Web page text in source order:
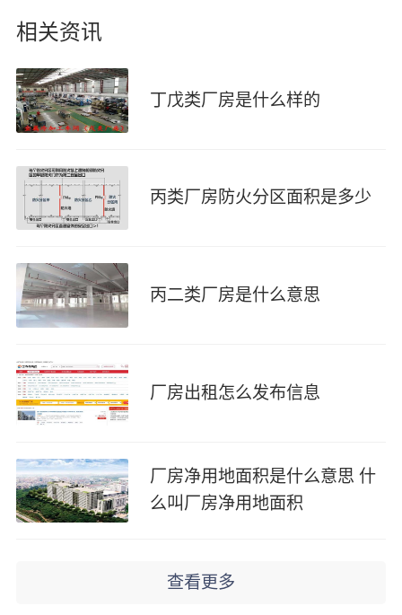
相关资讯
丁戊类厂房是什么样的
丙类厂房防火分区面积是多少
丙二类厂房是什么意思
厂房出租怎么发布信息
厂房净用地面积是什么意思 什
么叫厂房净用地面积
查看更多